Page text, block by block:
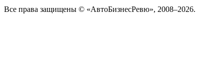
Все права защищены © «АвтоБизнесРевю», 2008–2026.